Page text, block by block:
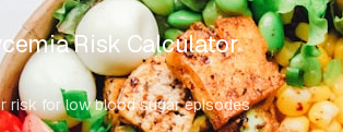
Risk Calculator
risk for low blood sugar episodes